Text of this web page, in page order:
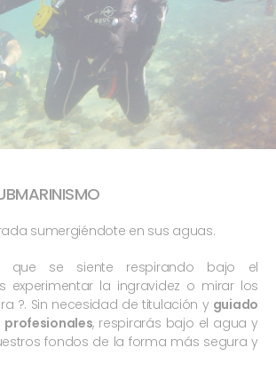
sumergiéndote en sus aguas.
que se siente respirando bajo el
experimentar la ingravidez o mirar los
?. Sin necesidad de titulación y guiado
, respirarás bajo el agua y
fondos de la forma más segura y